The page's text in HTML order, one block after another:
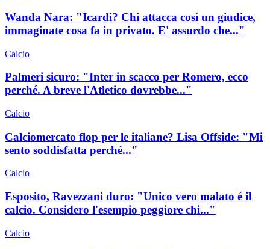
Wanda Nara: "Icardi? Chi attacca così un giudice,
immaginate cosa fa in privato. E' assurdo che..."
Calcio
Palmeri sicuro: "Inter in scacco per Romero, ecco
perché. A breve l'Atletico dovrebbe..."
Calcio
Calciomercato flop per le italiane? Lisa Offside: "Mi
sento soddisfatta perché..."
Calcio
Esposito, Ravezzani duro: "Unico vero malato é il
calcio. Considero l'esempio peggiore chi..."
Calcio